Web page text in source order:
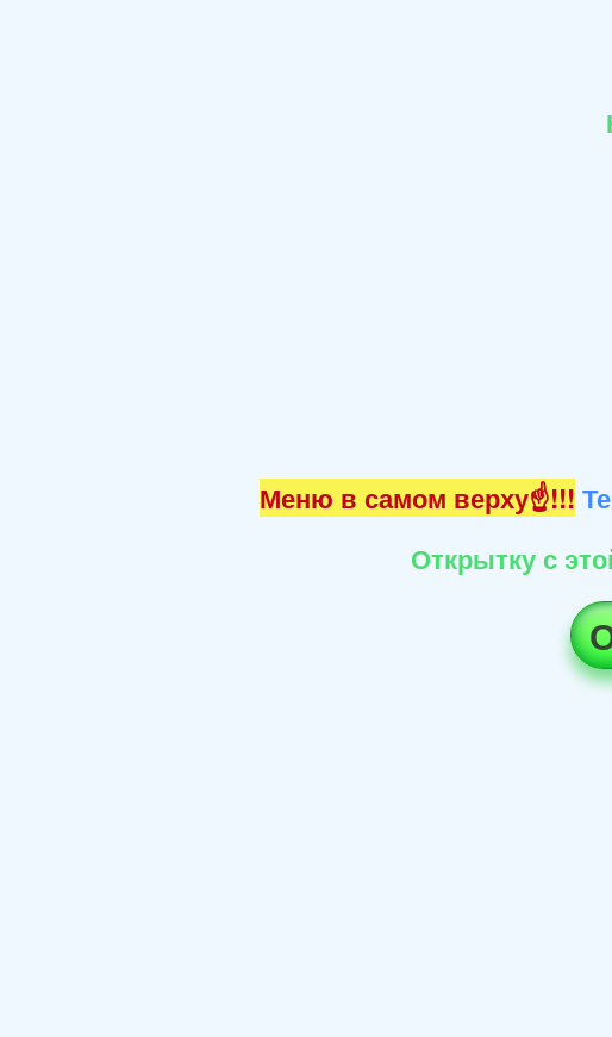
Меню в самом верху☝!!!
Открытку с